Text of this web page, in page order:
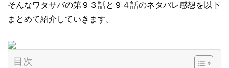
そんなワタサバの第９３話と９４話のネタバレ感想を以下
まとめて紹介していきます。
目次